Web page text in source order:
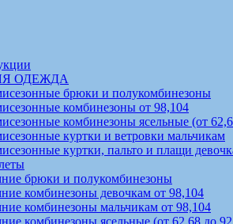
ОДЕЖДА
брюки и полукомбинезоны
комбинезоны от 98,104
комбинезоны ясельные (от
куртки и ветровки мальчикам
куртки, пальто и плащи
брюки и полукомбинезоны
комбинезоны девочкам от 98,104
комбинезоны мальчикам от 98,104
комбинезоны ясельные (от 62,68 до